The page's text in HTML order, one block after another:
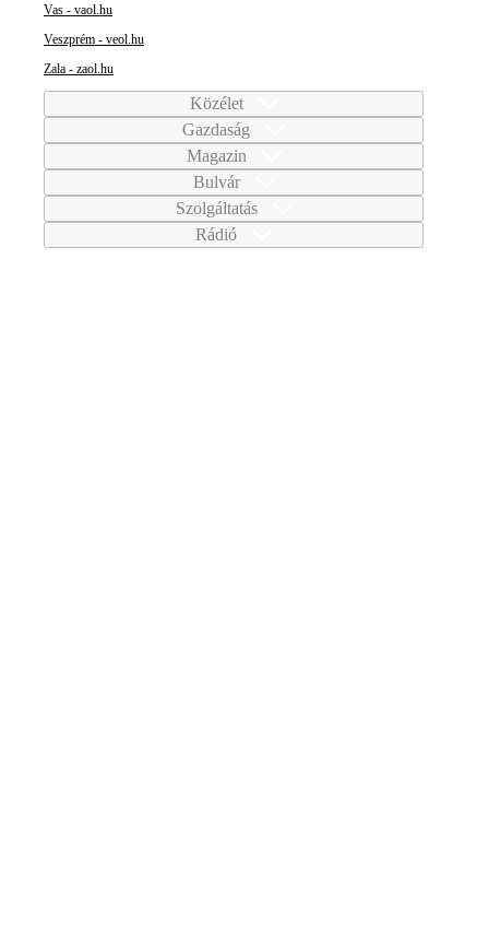
Vas - vaol.hu
Veszprém - veol.hu
Zala - zaol.hu
Közélet
Gazdaság
Magazin
Bulvár
Szolgáltatás
Rádió